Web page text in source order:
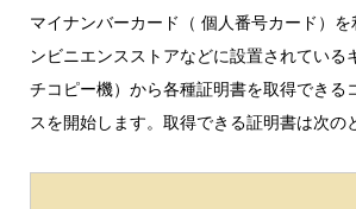
マイナンバーカード（ 個人番号カード）
ンビニエンスストアなどに設置されている
チコピー機）から各種証明書を取得できる
スを開始します。取得できる証明書は次の